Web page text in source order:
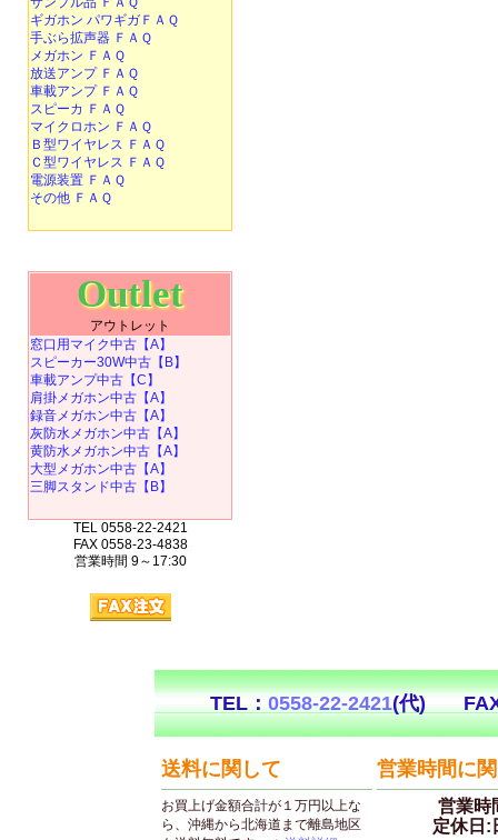
ギガホン パワギガＦＡＱ
手ぶら拡声器 ＦＡＱ
メガホン ＦＡＱ
放送アンプ ＦＡＱ
車載アンプ ＦＡＱ
スピーカ ＦＡＱ
マイクロホン ＦＡＱ
Ｂ型ワイヤレス ＦＡＱ
Ｃ型ワイヤレス ＦＡＱ
電源装置 ＦＡＱ
その他 ＦＡＱ
Outlet
アウトレット
窓口用マイク中古【A】
スピーカー30W中古【B】
車載アンプ中古【C】
肩掛メガホン中古【A】
録音メガホン中古【A】
灰防水メガホン中古【A】
黄防水メガホン中古【A】
大型メガホン中古【A】
三脚スタンド中古【B】
TEL 0558-22-2421
FAX 0558-23-4838
営業時間 9～17:30